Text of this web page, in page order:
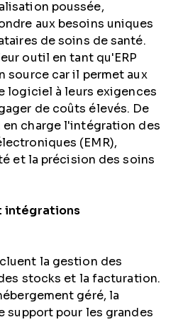
poussée,
aux besoins uniques
de soins de santé.
outil en tant qu'ERP
source car il permet aux
logiciel à leurs exigences
de coûts élevés. De
en charge l'intégration des
(EMR),
et la précision des soins
intégrations
la gestion des
stocks et la facturation.
géré, la
support pour les grandes